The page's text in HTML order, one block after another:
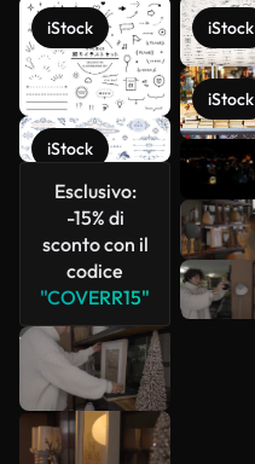
iStock
iStock
Esclusivo:
-15% di
sconto con il
codice
"COVERR15"
iStock
iStock